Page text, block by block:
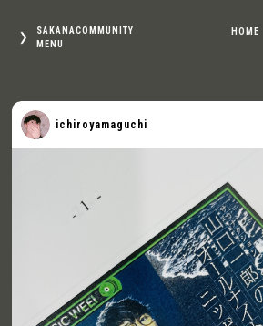
SAKANACOMMUNITY
MENU
HOME
ichiroyamaguchi